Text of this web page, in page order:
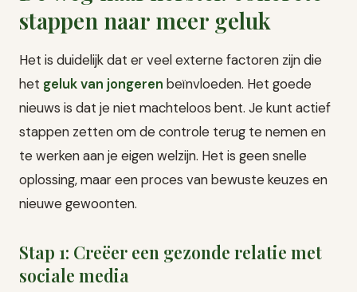
stappen naar meer geluk
Het is duidelijk dat er veel externe factoren zijn die
het geluk van jongeren beïnvloeden. Het goede
nieuws is dat je niet machteloos bent. Je kunt actief
stappen zetten om de controle terug te nemen en
te werken aan je eigen welzijn. Het is geen snelle
oplossing, maar een proces van bewuste keuzes en
nieuwe gewoonten.
Stap 1: Creëer een gezonde relatie met
sociale media